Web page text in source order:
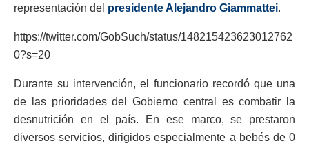
representación del presidente Alejandro Giammattei.
https://twitter.com/GobSuch/status/148215423623012762
0?s=20
Durante su intervención, el funcionario recordó que una
de las prioridades del Gobierno central es combatir la
desnutrición en el país. En ese marco, se prestaron
diversos servicios, dirigidos especialmente a bebés de 0